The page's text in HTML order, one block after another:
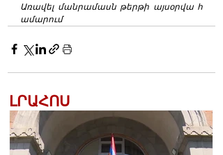
Առավել մանրամասն թերթի այսօրվա հ
ամարում
ԼՐԱՀՈՍ